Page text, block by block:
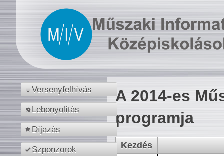
Versenyfelhívás
Lebonyolítás
Díjazás
Szponzorok
A 2014-es
programja
Kezdés